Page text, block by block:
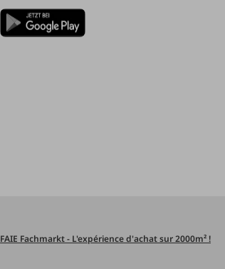
FAIE Fachmarkt - L'expérience d'achat sur 2000m² !